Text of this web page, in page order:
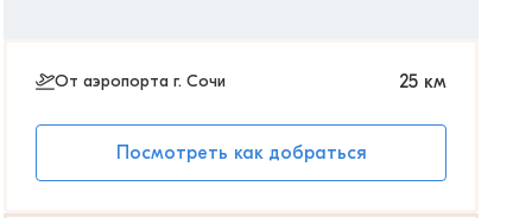
От аэропорта г. Сочи 25 км
Посмотреть как добраться